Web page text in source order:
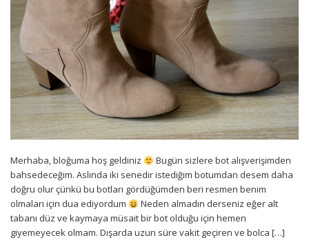
Merhaba, bloğuma hoş geldiniz
Bugün sizlere bot alışverişimden
bahsedeceğim. Aslında iki senedir istediğim botumdan desem daha
doğru olur çünkü bu botları gördüğümden beri resmen benim
olmaları için dua ediyordum
Neden almadın derseniz eğer alt
tabanı düz ve kaymaya müsait bir bot olduğu için hemen
giyemeyecek olmam. Dışarda uzun süre vakit geçiren ve bolca […]